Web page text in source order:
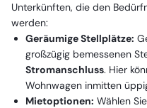
Unterkünften, die den
werden:
Geräumige Stellplätze:
großzügig bemessenen
Stromanschluss. Hier
Wohnwagen inmitten
Mietoptionen: Wählen